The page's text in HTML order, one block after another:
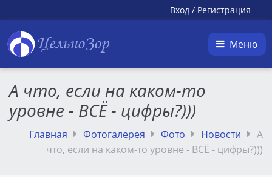
Вход / Регистрация
ЦельноЗор Меню
А что, если на каком-то
уровне - ВСЁ - цифры?)))
Главная Фотогалерея Фото Новости
А
что, если на каком-то уровне - ВСЁ - цифры?)))